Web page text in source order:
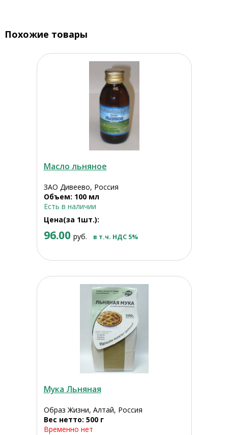
Похожие товары
Масло льняное
ЗАО Дивеево, Россия
Объем: 100 мл
Есть в наличии
Цена(за 1шт.):
96.00 руб. в т.ч. НДС 5%
Мука Льняная
Образ Жизни, Алтай, Россия
Вес нетто: 500 г
Временно нет